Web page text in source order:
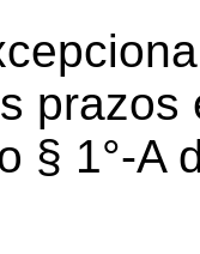
prazos
§ 1°-A